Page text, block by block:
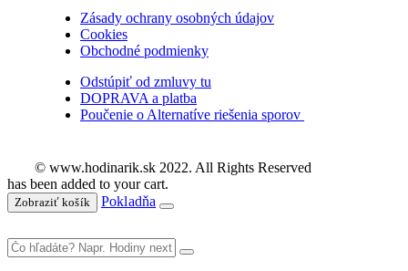
Zásady ochrany osobných údajov
Cookies
Obchodné podmienky
Odstúpiť od zmluvy tu
DOPRAVA a platba
Poučenie o Alternatíve riešenia sporov
© www.hodinarik.sk 2022. All Rights Reserved
has been added to your cart.
Zobraziť košík Pokladňa